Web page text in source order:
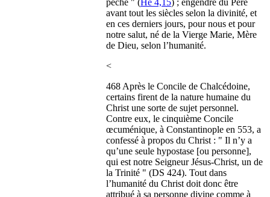
péché " (He 4,15) ; engendré du Père
avant tout les siècles selon la divinité, et
en ces derniers jours, pour nous et pour
notre salut, né de la Vierge Marie, Mère
de Dieu, selon l’humanité.
<
468 Après le Concile de Chalcédoine,
certains firent de la nature humaine du
Christ une sorte de sujet personnel.
Contre eux, le cinquième Concile
œcuménique, à Constantinople en 553, a
confessé à propos du Christ : " Il n’y a
qu’une seule hypostase [ou personne],
qui est notre Seigneur Jésus-Christ, un de
la Trinité " (DS 424). Tout dans
l’humanité du Christ doit donc être
attribué à sa personne divine comme à